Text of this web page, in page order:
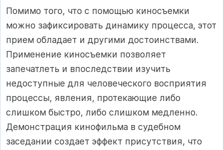
Помимо того, что с помощью киносъемки
можно зафиксировать динамику процесса, этот
прием обладает и другими достоинствами.
Применение киносъемки позволяет
запечатлеть и впоследствии изучить
недоступные для человеческого восприятия
процессы, явления, протекающие либо
слишком быстро, либо слишком медленно.
Демонстрация кинофильма в судебном
заседании создает эффект присутствия, что